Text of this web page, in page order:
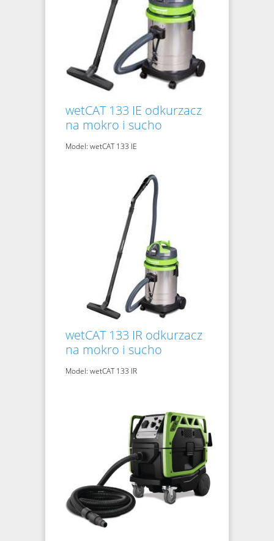
wetCAT 133 IE odkurzacz
na mokro i sucho
Model: wetCAT 133 IE
wetCAT 133 IR odkurzacz
na mokro i sucho
Model: wetCAT 133 IR